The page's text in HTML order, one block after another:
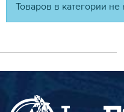
Товаров в категории не